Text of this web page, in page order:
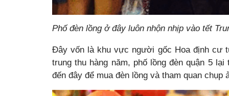
Phố đèn lồng ở đây luôn nhộn nhịp vào tết
Đây vốn là khu vực người gốc Hoa định cư
trung thu hàng năm, phố lồng đèn quận 5
đến đây để mua đèn lồng và tham quan chụp